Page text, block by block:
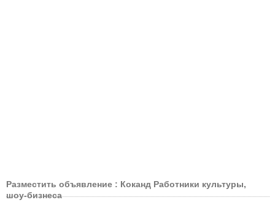
Разместить объявление : Коканд Работники культуры,
шоу-бизнеса